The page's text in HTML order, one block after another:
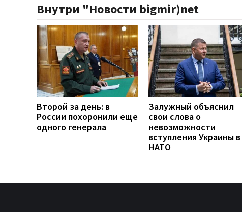
Внутри "Новости bigmir)net
Второй за день: в
России похоронили еще
одного генерала
Залужный объяснил
свои слова о
невозможности
вступления Украины в
НАТО